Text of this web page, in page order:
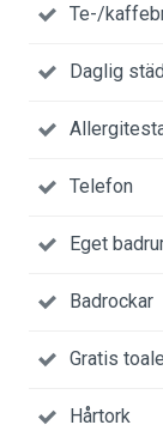
Te-/
Daglig
Telefon
Eget
Badrockar
Gratis
Hårtork